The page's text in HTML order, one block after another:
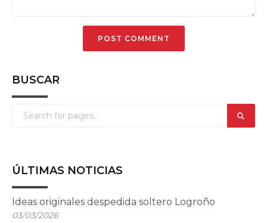
BUSCAR
ÚLTIMAS NOTICIAS
Ideas originales despedida soltero Logroño
03/03/2026